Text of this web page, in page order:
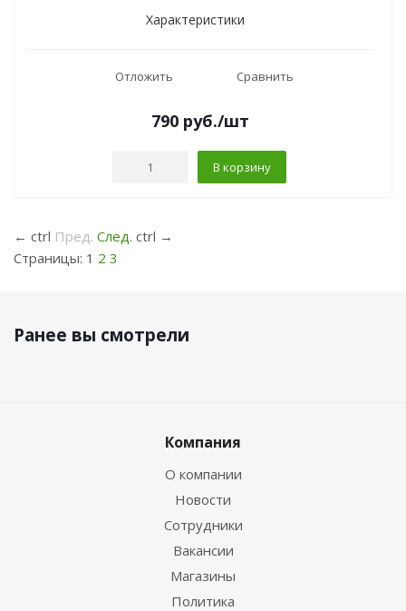
Характеристики
Отложить Сравнить
790руб./шт
В корзину
← ctrl Пред. След. ctrl →
Страницы: 1 2 3
Ранее вы смотрели
Компания
О компании
Новости
Сотрудники
Вакансии
Магазины
Политика